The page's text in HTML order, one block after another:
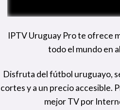
IPTV Uruguay Pro te ofrece
todo el mundo en
Disfruta del fútbol uruguayo,
cortes y a un precio accesible.
mejor TV por